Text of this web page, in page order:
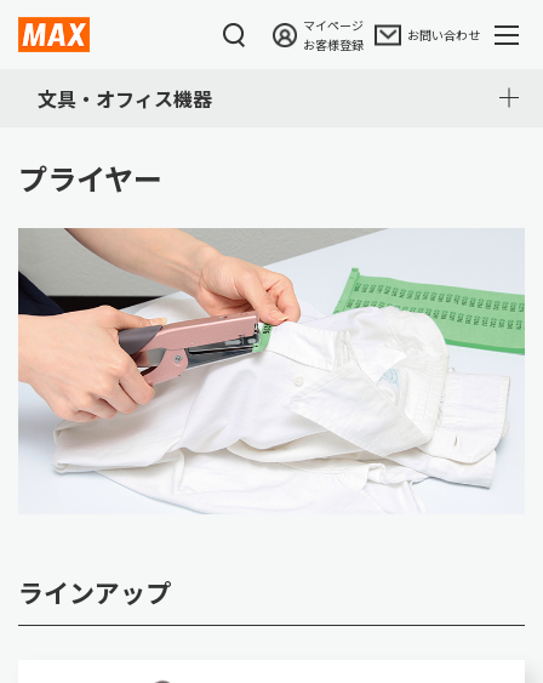
マイページ
お客様登録
お問い合わせ
文具・オフィス機器
プライヤー
ラインアップ